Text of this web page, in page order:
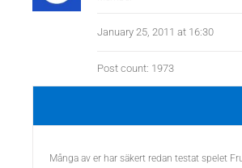
January 25, 2011 at 16:30
Post count: 1973
Många av er har säkert redan testat spelet